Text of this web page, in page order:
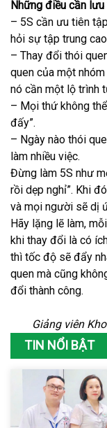
Những điều cần lưu
– 5S cần ưu tiên
hỏi sự tập trung
– Thay đổi thói
quen của một
nó cần một lộ trình
– Mọi thứ không
đấy”.
– Ngày nào thói
làm nhiều việc.
Đừng làm 5S như
rồi dẹp nghỉ”. Khi
và mọi người sẽ dị
Hãy lặng lẽ làm,
khi thay đổi là có
thì tốc độ sẽ đẩy
quen mà cũng
đổi thành công.
Giảng viên
TIN NỔI BẬT